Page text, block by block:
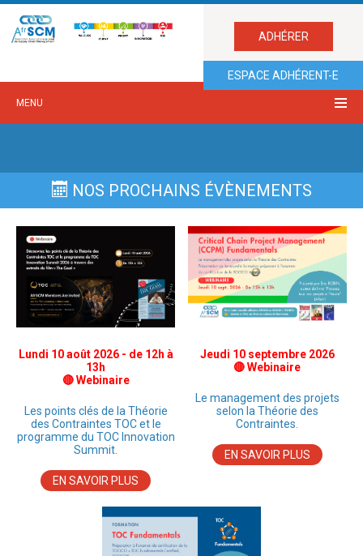
ADHÉRER
ESPACE ADHÉRENT-E
MENU
NOS PROCHAINS ÉVÈNEMENTS
Lundi 10 août 2026 - de 12h à
13h
🔴 Webinaire
Les points clés de la Théorie
des Contraintes TOC et le
programme du TOC Innovation
Summit.
EN SAVOIR PLUS
Jeudi 10 septembre 2026
🔴 Webinaire
Le management des projets
selon la Théorie des
Contraintes.
EN SAVOIR PLUS